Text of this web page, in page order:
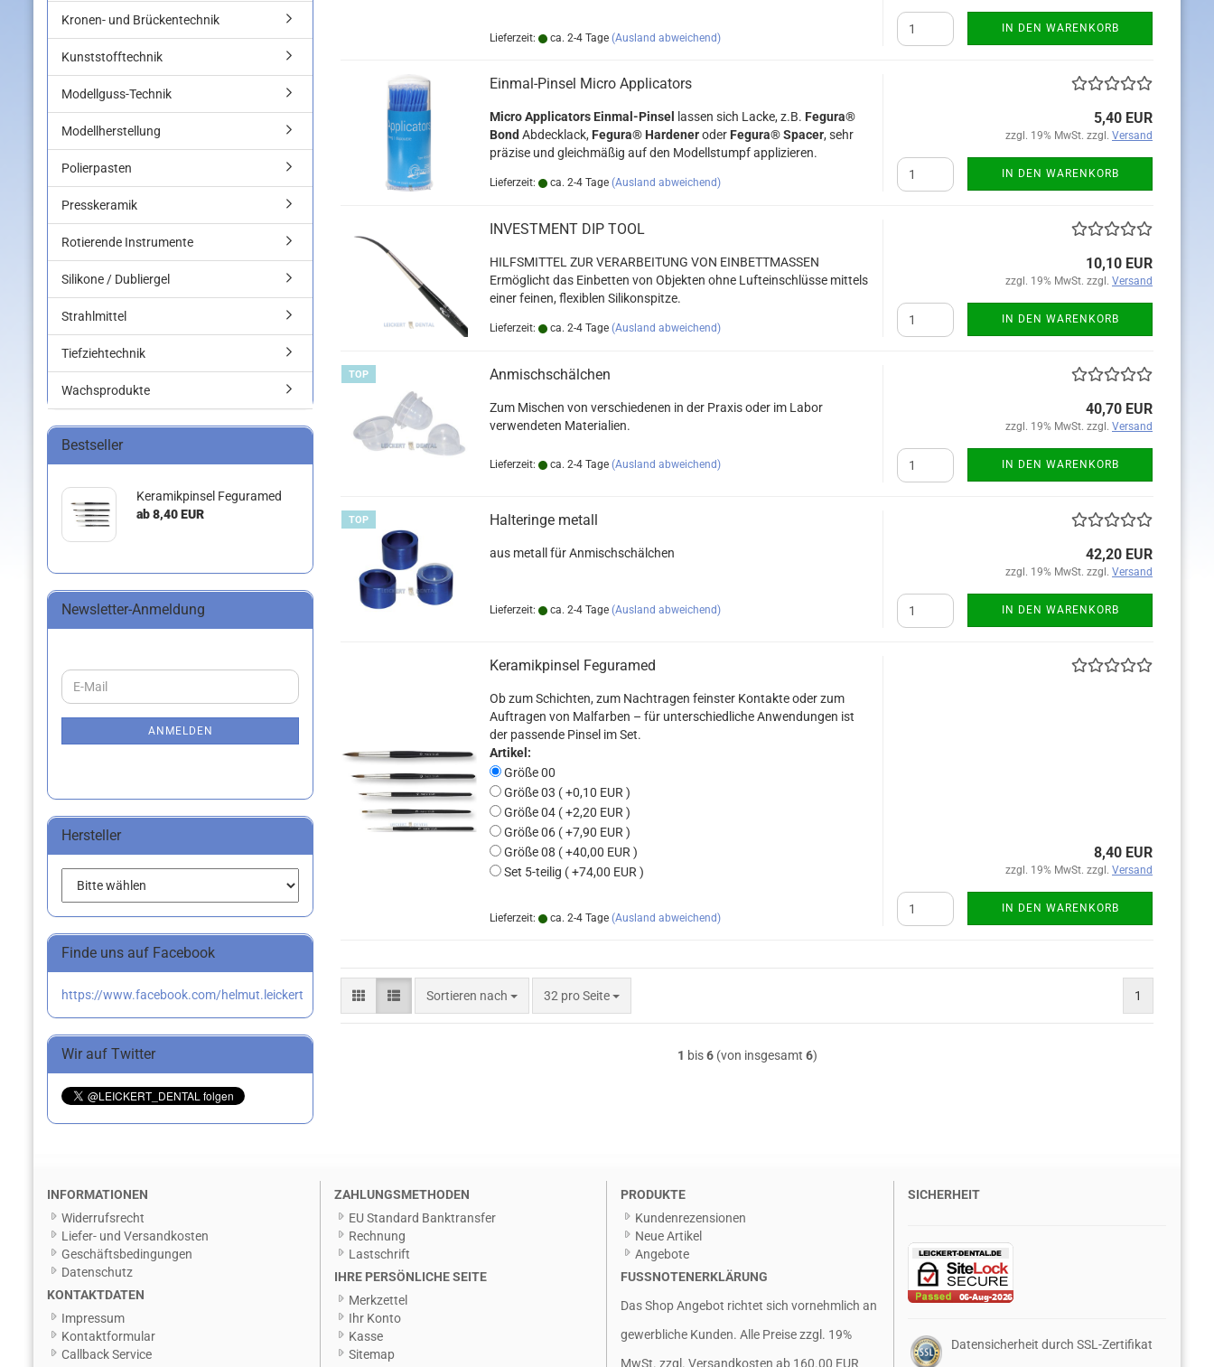
Lieferzeit: ca. 2-4 Tage (Ausland abweichend)
IN DEN WARENKORB
Einmal-Pinsel Micro Applicators
Micro Applicators Einmal-Pinsel lassen sich Lacke, z.B. Fegura®
Bond Abdecklack, Fegura® Hardeneroder Fegura® Spacer, sehr
präzise und gleichmäßig auf den Modellstumpf applizieren.
Lieferzeit: ca. 2-4 Tage (Ausland abweichend)
5,40 EUR
zzgl. 19% MwSt. zzgl. Versand
IN DEN WARENKORB
INVESTMENT DIP TOOL
HILFSMITTEL ZUR VERARBEITUNG VON EINBETTMASSEN
Ermöglicht das Einbetten von Objekten ohne Lufteinschlüsse mittels
einer feinen, flexiblen Silikonspitze.
Lieferzeit: ca. 2-4 Tage (Ausland abweichend)
10,10 EUR
zzgl. 19% MwSt. zzgl. Versand
IN DEN WARENKORB
TOP Anmischschälchen
Zum Mischen von verschiedenen in der Praxis oder im Labor
verwendeten Materialien.
Lieferzeit: ca. 2-4 Tage (Ausland abweichend)
40,70 EUR
zzgl. 19% MwSt. zzgl. Versand
IN DEN WARENKORB
TOP Halteringe metall
aus metall für Anmischschälchen
Lieferzeit: ca. 2-4 Tage (Ausland abweichend)
42,20 EUR
zzgl. 19% MwSt. zzgl. Versand
IN DEN WARENKORB
Keramikpinsel Feguramed
Ob zum Schichten, zum Nachtragen feinster Kontakte oder zum
Auftragen von Malfarben – für unterschiedliche Anwendungen ist
der passende Pinsel im Set.
Artikel:
Größe 00
Größe 03 ( +0,10 EUR )
Größe 04 ( +2,20 EUR )
Größe 06 ( +7,90 EUR )
Größe 08 ( +40,00 EUR )
Set 5-teilig ( +74,00 EUR )
Lieferzeit: ca. 2-4 Tage (Ausland abweichend)
8,40 EUR
zzgl. 19% MwSt. zzgl. Versand
IN DEN WARENKORB
Sortieren nach
Sortieren nach 32 pro Seite
pro Seite 1
1 bis6(von insgesamt 6)
Kronen- und Brückentechnik
Kunststofftechnik
Modellguss-Technik
Modellherstellung
Polierpasten
Presskeramik
Rotierende Instrumente
Silikone / Dubliergel
Strahlmittel
Tiefziehtechnik
Wachsprodukte
Bestseller
Keramikpinsel Feguramed
ab 8,40 EUR
Newsletter-Anmeldung
WEITER
ZUR
E-
Mail
ANMELDEN
Hersteller
Finde uns auf Facebook
https://www.facebook.com/helmut.leickert
Wir auf Twitter
INFORMATIONEN
Widerrufsrecht
Liefer- und Versandkosten
Geschäftsbedingungen
Datenschutz
KONTAKTDATEN
Impressum
Kontaktformular
Callback Service
ZAHLUNGSMETHODEN
EU Standard Banktransfer
Rechnung
Lastschrift
IHRE PERSÖNLICHE SEITE
Merkzettel
Ihr Konto
Kasse
Sitemap
PRODUKTE
Kundenrezensionen
Neue Artikel
Angebote
FUSSNOTENERKLÄRUNG
Das Shop Angebot richtet sich vornehmlich an
gewerbliche Kunden. Alle Preise zzgl. 19%
MwSt. zzgl. Versandkosten ab 160.00 EUR
SICHERHEIT
Datensicherheit durch SSL-Zertifikat